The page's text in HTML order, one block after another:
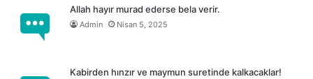
Allah hayır murad ederse bela verir.
Admin Nisan 5, 2025
Kabirden hınzır ve maymun suretinde kalkacaklar!